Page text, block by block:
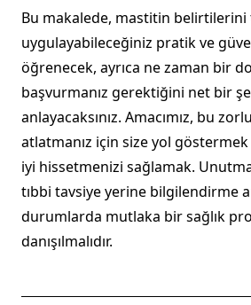
Bu makalede, mastitin belirtilerini
uygulayabileceğiniz pratik ve
öğrenecek, ayrıca ne zaman bir
başvurmanız gerektiğini net bir
anlayacaksınız. Amacımız, bu
atlatmanız için size yol
iyi hissetmenizi sağlamak.
tıbbi tavsiye yerine bilgilendirme
durumlarda mutlaka bir sağlık
danışılmalıdır.